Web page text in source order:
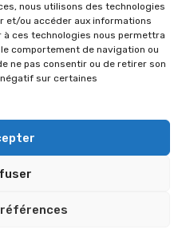
nous utilisons des technologies
et/ou accéder aux informations
ces technologies nous permettra
comportement de navigation ou
ne pas consentir ou de retirer son
sur certaines